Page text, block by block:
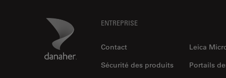
Danaher Logo ENTREPRISE
Contact
Leica
Sécurité des produits
Portails